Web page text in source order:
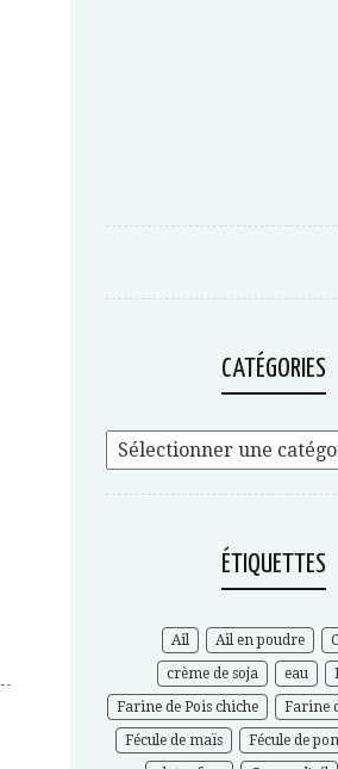
CATÉGORIES
ÉTIQUETTES
Ail Ail en poudre
crème de soja
eau
Farine de Pois chiche
Farine
Fécule de maïs
Fécule de